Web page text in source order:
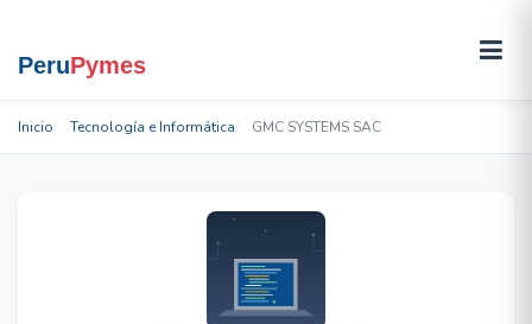
Inicio Tecnología e Informática GMC SYSTEMS SAC